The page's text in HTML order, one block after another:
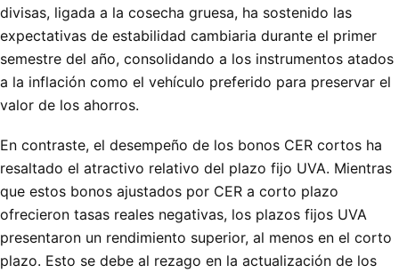
divisas, ligada a la cosecha gruesa, ha sostenido las
expectativas de estabilidad cambiaria durante el primer
semestre del año, consolidando a los instrumentos atados
a la inflación como el vehículo preferido para preservar el
valor de los ahorros.
En contraste, el desempeño de los bonos CER cortos ha
resaltado el atractivo relativo del plazo fijo UVA. Mientras
que estos bonos ajustados por CER a corto plazo
ofrecieron tasas reales negativas, los plazos fijos UVA
presentaron un rendimiento superior, al menos en el corto
plazo. Esto se debe al rezago en la actualización de los